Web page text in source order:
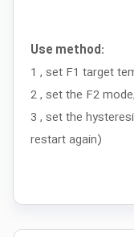
Use method:
1 , set F1 target
2 , set the F2
3 , set the
restart again)